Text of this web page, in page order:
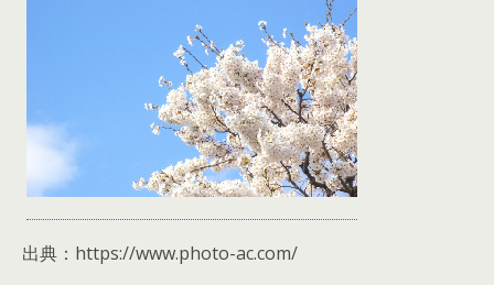
出典：https://www.photo-ac.com/